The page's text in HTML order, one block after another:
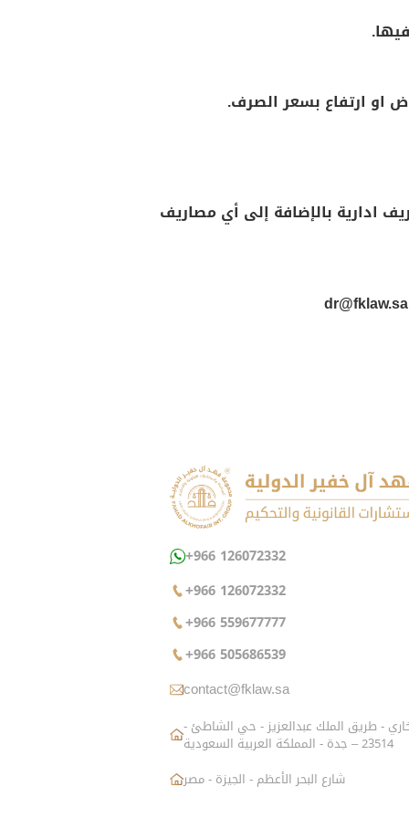
لأي سبب خلال ٢٤ ساعة من الدفع، فسوف يتم خصم مبلغ ٢٠٠ ريال مصاريف ادارية بالإضافة إلى أي مصاريف
+966 126072332
+966 126072332
+966 559677777
+966 505686539
contact@fklaw.sa
شارع الزاهد البخاري - طريق الملك عبدالعزيز - حي الشاطئ -
23514 – جدة - المملكة العربية السعودية
شارع البحر الأعظم - الجيزة - مصر